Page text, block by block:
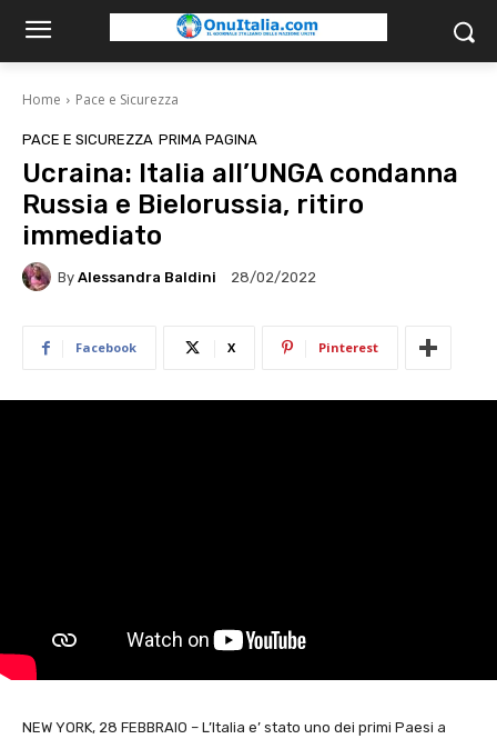
Home Pace e Sicurezza
PACE E SICUREZZA PRIMA PAGINA
Ucraina: Italia all’UNGA condanna
Russia e Bielorussia, ritiro
immediato
By Alessandra Baldini 28/02/2022
Facebook X Pinterest
NEW YORK, 28 FEBBRAIO – L’Italia e’ stato uno dei primi Paesi a